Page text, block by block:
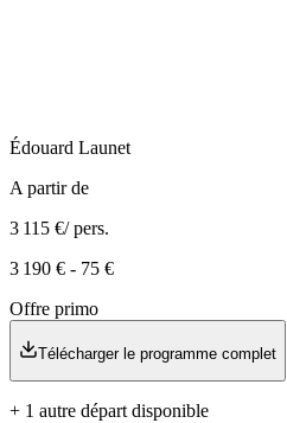
Édouard Launet
A partir de
3 115 €/ pers.
3 190 € - 75 €
Offre primo
Télécharger le programme complet
+ 1 autre départ disponible